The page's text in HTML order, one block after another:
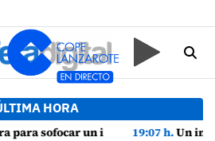
HORA
19:07 h.Un incendio localizado en un sofá obliga a